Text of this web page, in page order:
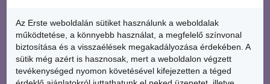
3.
Az Erste weboldalán sütiket használunk a weboldalak
működtetése, a könnyebb használat, a megfelelő színvonal
biztosítása és a visszaélések megakadályozása érdekében. A
sütik még azért is hasznosak, mert a weboldalon végzett
tevékenységed nyomon követésével kifejezetten a téged